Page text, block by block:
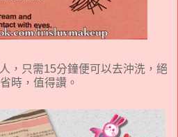
，只需15分鐘便可以去沖洗，絕
時，值得讚。